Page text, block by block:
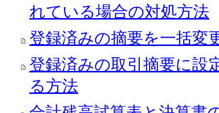
れている場合の対処方法
登録済みの摘要を一括変
登録済みの取引摘要に設
る方法